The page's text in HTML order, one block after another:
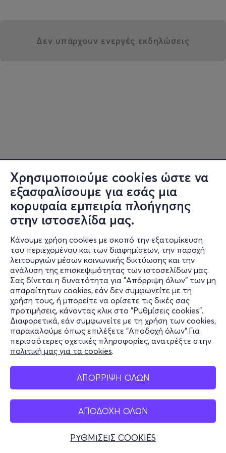
Χρησιμοποιούμε cookies ώστε να
εξασφαλίσουμε για εσάς μια
κορυφαία εμπειρία πλοήγησης
στην ιστοσελίδα μας.
Κάνουμε χρήση cookies με σκοπό την εξατομίκευση
του περιεχομένου και των διαφημίσεων, την παροχή
λειτουργιών μέσων κοινωνικής δικτύωσης και την
ανάλυση της επισκεψιμότητας των ιστοσελίδων μας.
Σας δίνεται η δυνατότητα για "Απόρριψη όλων" των μη
απαραίτητων cookies, εάν δεν συμφωνείτε με τη
χρήση τους, ή μπορείτε να ορίσετε τις δικές σας
προτιμήσεις, κάνοντας κλικ στο "Ρυθμίσεις cookies".
Διαφορετικά, εάν συμφωνείτε με τη χρήση των cookies,
παρακαλούμε όπως επιλέξετε "Αποδοχή όλων".Για
περισσότερες σχετικές πληροφορίες, ανατρέξτε στην
πολιτική μας για τα cookies.
ΑΠΟΡΡΙΨΗ ΟΛΩΝ
ΑΠΟΔΟΧΗ ΟΛΩΝ
ΡΥΘΜΙΣΕΙΣ COOKIES
Δεν υπάρχουν ενεργές εκδηλώσεις